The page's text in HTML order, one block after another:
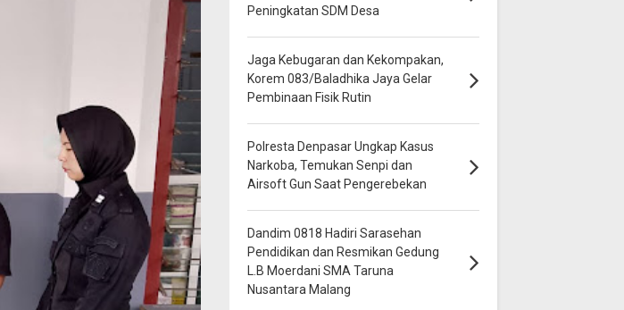
Peningkatan SDM Desa
Jaga Kebugaran dan Kekompakan,
Korem 083/Baladhika Jaya Gelar
Pembinaan Fisik Rutin
Polresta Denpasar Ungkap Kasus
Narkoba, Temukan Senpi dan
Airsoft Gun Saat Pengerebekan
Dandim 0818 Hadiri Sarasehan
Pendidikan dan Resmikan Gedung
L.B Moerdani SMA Taruna
Nusantara Malang